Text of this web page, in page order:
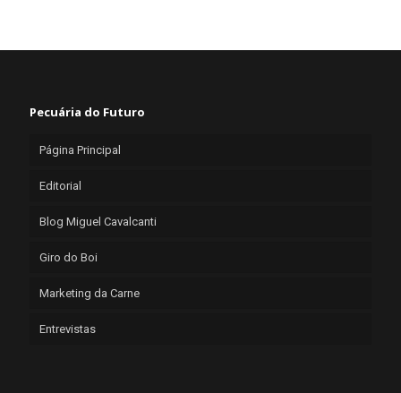
Pecuária do Futuro
Página Principal
Editorial
Blog Miguel Cavalcanti
Giro do Boi
Marketing da Carne
Entrevistas